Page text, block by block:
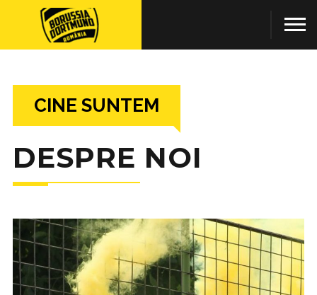
CINE SUNTEM
DESPRE NOI